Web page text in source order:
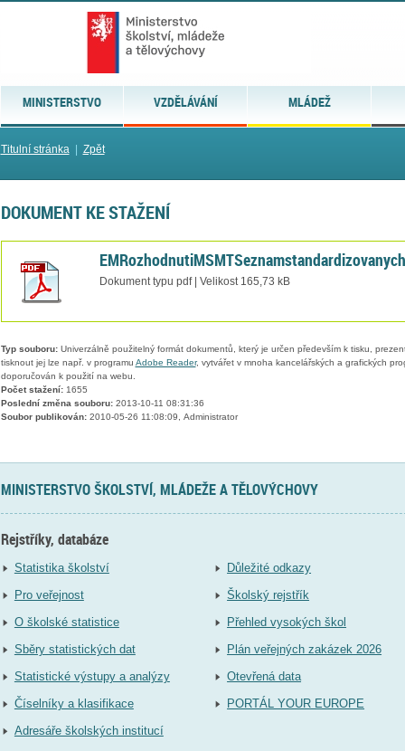
MINISTERSTVO VZDĚLÁVÁNÍ MLÁDEŽ
Titulní stránka| Zpět
DOKUMENT KE STAŽENÍ
Dokument typu pdf | Velikost 165,73 kB
Typ souboru:Univerzálně použitelný formát dokumentů, který je určen především k tisku,
tisknout jej lze např. v programu Adobe Reader, vytvářet v mnoha kancelářských a grafických
doporučován k použití na webu.
Počet stažení:1655
Poslední změna souboru:2013-10-11 08:31:36
Soubor publikován:2010-05-26 11:08:09, Administrator
MINISTERSTVO ŠKOLSTVÍ, MLÁDEŽE A TĚLOVÝCHOVY
Rejstříky, databáze
Statistika školství
Pro veřejnost
O školské statistice
Sběry statistických dat
Statistické výstupy a analýzy
Číselníky a klasifikace
Adresáře školských institucí
Důležité odkazy
Školský rejstřík
Přehled vysokých škol
Plán veřejných zakázek 2026
Otevřená data
PORTÁL YOUR EUROPE